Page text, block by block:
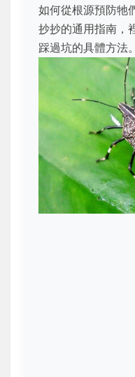
如何從根源預防牠
抄抄的通用指南，
踩過坑的具體方法。